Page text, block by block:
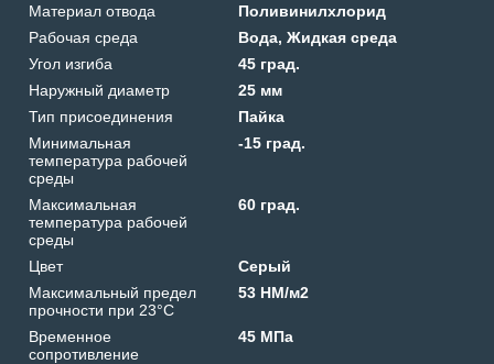
Материал отвода
Поливинилхлорид
Рабочая среда
Вода, Жидкая среда
Угол изгиба
45 град.
Наружный диаметр
25 мм
Тип присоединения
Пайка
Минимальная
температура рабочей
среды
-15 град.
Максимальная
температура рабочей
среды
60 град.
Цвет
Серый
Максимальный предел
прочности при 23°C
53 HM/м2
Временное
сопротивление
45 МПа